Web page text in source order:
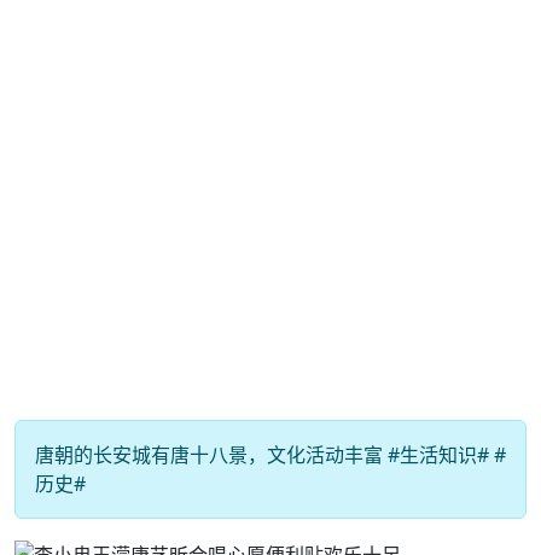
唐朝的长安城有唐十八景，文化活动丰富 #生活知识# #
历史#